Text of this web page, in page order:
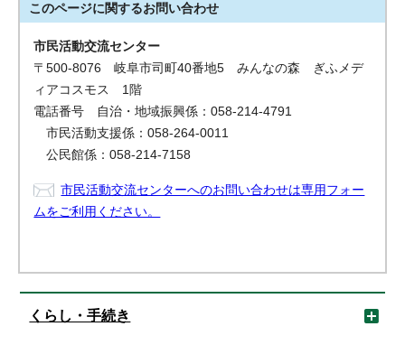
このページに関するお問い合わせ
市民活動交流センター
〒500-8076 岐阜市司町40番地5 みんなの森 ぎふメデ
ィアコスモス 1階
電話番号 自治・地域振興係：058-214-4791
市民活動支援係：058-264-0011
公民館係：058-214-7158
市民活動交流センターへのお問い合わせは専用フォー
ムをご利用ください。
くらし・手続き